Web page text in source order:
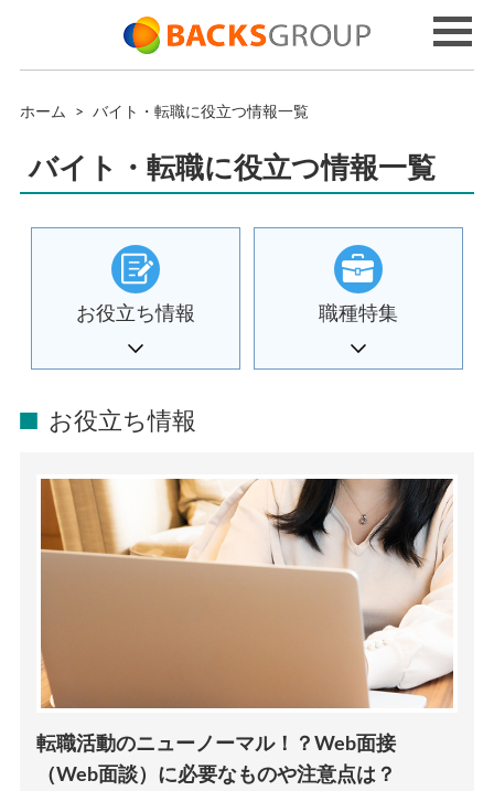
ホーム > バイト・転職に役立つ情報一覧
バイト・転職に役立つ情報一覧
お役立ち情報 職種特集
お役立ち情報
転職活動のニューノーマル！？Web面接
（Web面談）に必要なものや注意点は？